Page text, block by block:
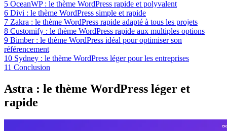
5 OceanWP : le thème WordPress rapide et polyvalent
6 Divi : le thème WordPress simple et rapide
7 Zakra : le thème WordPress rapide adapté à tous les projets
8 Customify : le thème WordPress rapide aux multiples options
9 Bimber : le thème WordPress idéal pour optimiser son
référencement
10 Sydney : le thème WordPress léger pour les entreprises
11 Conclusion
Astra : le thème WordPress léger et
rapide